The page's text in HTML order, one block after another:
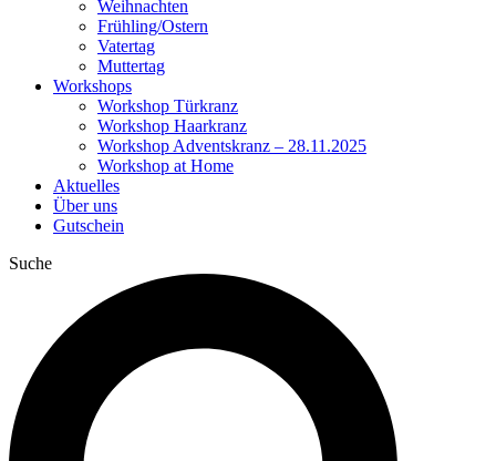
Weihnachten
Frühling/Ostern
Vatertag
Muttertag
Workshops
Workshop Türkranz
Workshop Haarkranz
Workshop Adventskranz – 28.11.2025
Workshop at Home
Aktuelles
Über uns
Gutschein
Suche